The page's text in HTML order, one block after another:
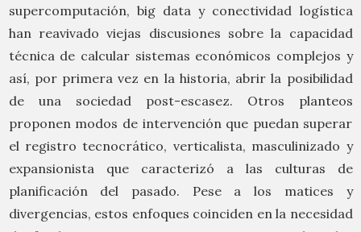
supercomputación, big data y conectividad logística
han reavivado viejas discusiones sobre la capacidad
técnica de calcular sistemas económicos complejos y
así, por primera vez en la historia, abrir la posibilidad
de una sociedad post-escasez. Otros planteos
proponen modos de intervención que puedan superar
el registro tecnocrático, verticalista, masculinizado y
expansionista que caracterizó a las culturas de
planificación del pasado. Pese a los matices y
divergencias, estos enfoques coinciden en la necesidad